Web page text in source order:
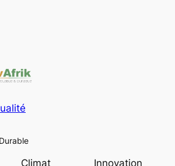
Climat Innovation